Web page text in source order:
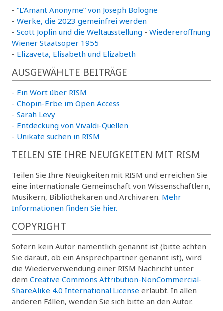
- “L’Amant Anonyme” von Joseph Bologne
- Werke, die 2023 gemeinfrei werden
- Scott Joplin und die Weltausstellung - Wiedereröffnung
Wiener Staatsoper 1955
- Elizaveta, Elisabeth und Elizabeth
AUSGEWÄHLTE BEITRÄGE
- Ein Wort über RISM
- Chopin-Erbe im Open Access
- Sarah Levy
- Entdeckung von Vivaldi-Quellen
- Unikate suchen in RISM
TEILEN SIE IHRE NEUIGKEITEN MIT RISM
Teilen Sie Ihre Neuigkeiten mit RISM und erreichen Sie
eine internationale Gemeinschaft von Wissenschaftlern,
Musikern, Bibliothekaren und Archivaren. Mehr
Informationen finden Sie hier.
COPYRIGHT
Sofern kein Autor namentlich genannt ist (bitte achten
Sie darauf, ob ein Ansprechpartner genannt ist), wird
die Wiederverwendung einer RISM Nachricht unter
dem Creative Commons Attribution-NonCommercial-
ShareAlike 4.0 International License erlaubt. In allen
anderen Fällen, wenden Sie sich bitte an den Autor.